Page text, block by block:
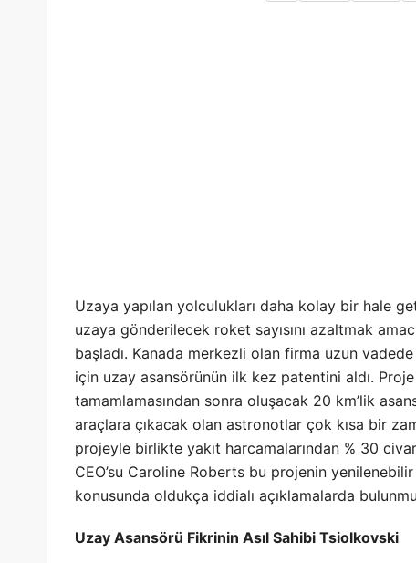
Uzaya yapılan yolculukları daha kolay bir hale
uzaya gönderilecek roket sayısını azaltmak
başladı. Kanada merkezli olan firma uzun
için uzay asansörünün ilk kez patentini aldı.
tamamlamasından sonra oluşacak 20 km’lik
araçlara çıkacak olan astronotlar çok kısa bir
projeyle birlikte yakıt harcamalarından % 30
CEO’su Caroline Roberts bu projenin
konusunda oldukça iddialı açıklamalarda
Uzay Asansörü Fikrinin Asıl Sahibi Tsiolkovski